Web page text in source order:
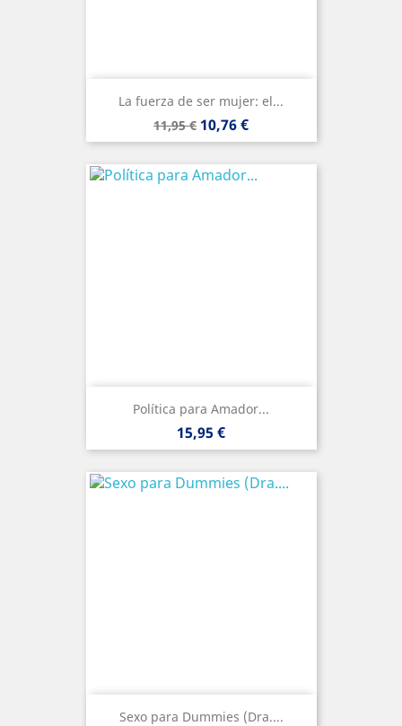
La fuerza de ser mujer: el...
Precio
base
11,95 € Precio
10,76 €
Política para Amador...
Precio
15,95 €
Sexo para Dummies (Dra....